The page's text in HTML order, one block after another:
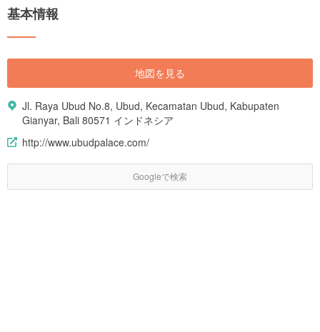
基本情報
地図を見る
Jl. Raya Ubud No.8, Ubud, Kecamatan Ubud, Kabupaten
Gianyar, Bali 80571 インドネシア
http://www.ubudpalace.com/
Googleで検索